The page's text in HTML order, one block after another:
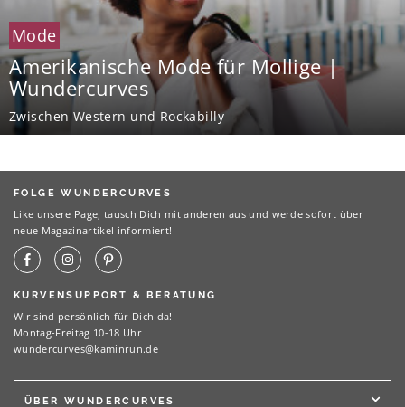
Mode
Amerikanische Mode für Mollige |
Wundercurves
Zwischen Western und Rockabilly
FOLGE WUNDERCURVES
Like unsere Page, tausch Dich mit anderen aus und werde sofort über
neue Magazinartikel informiert!
KURVENSUPPORT & BERATUNG
Wir sind persönlich für Dich da!
Montag-Freitag 10-18 Uhr
wundercurves@kaminrun.de
ÜBER WUNDERCURVES